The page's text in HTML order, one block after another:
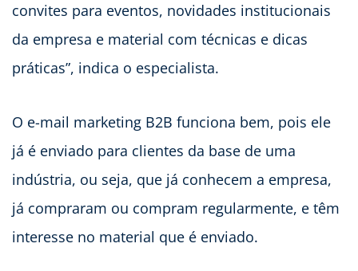
convites para eventos, novidades institucionais
da empresa e material com técnicas e dicas
práticas”, indica o especialista.
O e-mail marketing B2B funciona bem, pois ele
já é enviado para clientes da base de uma
indústria, ou seja, que já conhecem a empresa,
já compraram ou compram regularmente, e têm
interesse no material que é enviado.